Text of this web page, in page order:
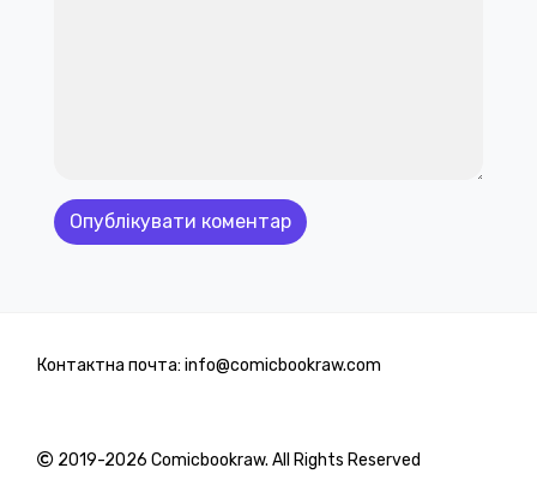
Контактна почта: info@comicbookraw.com
2019-2026 Comicbookraw. All Rights Reserved